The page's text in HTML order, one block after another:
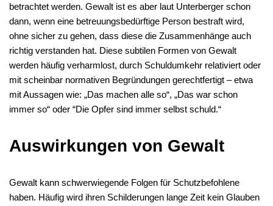
betrachtet werden. Gewalt ist es aber laut Unterberger schon
dann, wenn eine betreuungsbedürftige Person bestraft wird,
ohne sicher zu gehen, dass diese die Zusammenhänge auch
richtig verstanden hat. Diese subtilen Formen von Gewalt
werden häufig verharmlost, durch Schuldumkehr relativiert oder
mit scheinbar normativen Begründungen gerechtfertigt – etwa
mit Aussagen wie: „Das machen alle so“, „Das war schon
immer so“ oder “Die Opfer sind immer selbst schuld.“
Auswirkungen von Gewalt
Gewalt kann schwerwiegende Folgen für Schutzbefohlene
haben. Häufig wird ihren Schilderungen lange Zeit kein Glauben